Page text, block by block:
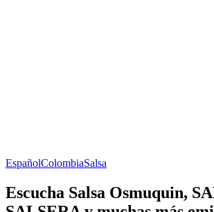
EspañolColombiaSalsa
Escucha Salsa Osmuquin,